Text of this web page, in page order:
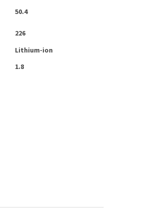
50.4
226
Lithium-ion
1.8